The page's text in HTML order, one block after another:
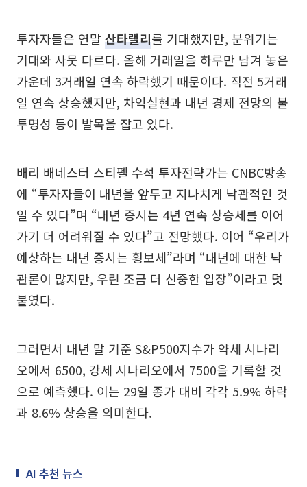
투자자들은 연말 산타랠리를 기대했지만, 분위기는
기대와 사뭇 다르다. 올해 거래일을 하루만 남겨 놓은
가운데 3거래일 연속 하락했기 때문이다. 직전 5거래
일 연속 상승했지만, 차익실현과 내년 경제 전망의 불
투명성 등이 발목을 잡고 있다.
배리 배네스터 스티펠 수석 투자전략가는 CNBC방송
에 “투자자들이 내년을 앞두고 지나치게 낙관적인 것
일 수 있다”며 “내년 증시는 4년 연속 상승세를 이어
가기 더 어려워질 수 있다”고 전망했다. 이어 “우리가
예상하는 내년 증시는 횡보세”라며 “내년에 대한 낙
관론이 많지만, 우린 조금 더 신중한 입장”이라고 덧
붙였다.
그러면서 내년 말 기준 S&P500지수가 약세 시나리
오에서 6500, 강세 시나리오에서 7500을 기록할 것
으로 예측했다. 이는 29일 종가 대비 각각 5.9% 하락
과 8.6% 상승을 의미한다.
AI 추천 뉴스